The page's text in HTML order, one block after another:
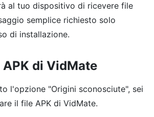
al tuo dispositivo di ricevere file
semplice richiesto solo
di installazione.
di VidMate
l'opzione "Origini sconosciute", sei
il file APK di VidMate.